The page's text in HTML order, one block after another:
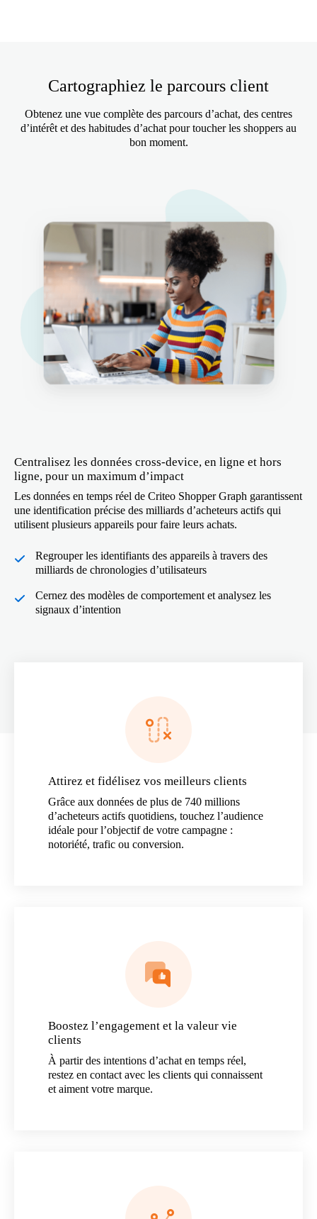
Cartographiez le parcours client
Obtenez une vue complète des parcours d’achat, des centres
d’intérêt et des habitudes d’achat pour toucher les shoppers au
bon moment.
Centralisez les données cross-device, en ligne et hors
ligne, pour un maximum d’impact
Les données en temps réel de Criteo Shopper Graph garantissent
une identification précise des milliards d’acheteurs actifs qui
utilisent plusieurs appareils pour faire leurs achats.
Regrouper les identifiants des appareils à travers des
milliards de chronologies d’utilisateurs
Cernez des modèles de comportement et analysez les
signaux d’intention
Attirez et fidélisez vos meilleurs clients
Grâce aux données de plus de 740 millions
d’acheteurs actifs quotidiens, touchez l’audience
idéale pour l’objectif de votre campagne :
notoriété, trafic ou conversion.
Boostez l’engagement et la valeur vie
clients
À partir des intentions d’achat en temps réel,
restez en contact avec les clients qui connaissent
et aiment votre marque.